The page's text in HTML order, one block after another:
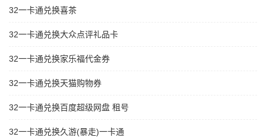
32一卡通兑换喜茶
32一卡通兑换大众点评礼品卡
32一卡通兑换家乐福代金券
32一卡通兑换天猫购物券
32一卡通兑换百度超级网盘 租号
32一卡通兑换久游(暴走)一卡通